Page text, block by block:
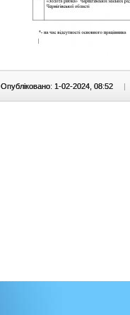
Опубліковано: 1-02-2024, 08:52 |